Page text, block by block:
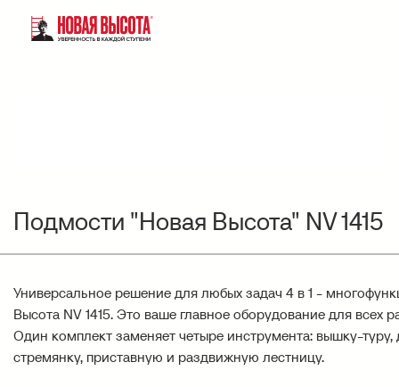
Подмости "Новая Высота" NV 1415
Универсальное решение для любых задач 4 в 1 -
Высота NV 1415. Это ваше главное оборудование для всех
Один комплект заменяет четыре инструмента: вышку-
стремянку, приставную и раздвижную лестницу.